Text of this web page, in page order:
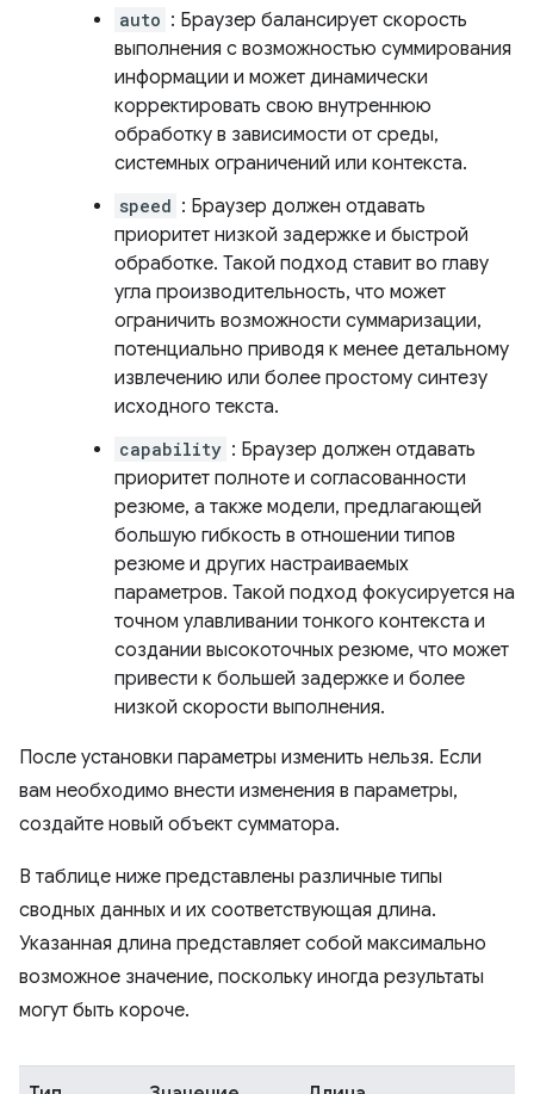
auto : Браузер балансирует скорость
выполнения с возможностью суммирования
информации и может динамически
корректировать свою внутреннюю
обработку в зависимости от среды,
системных ограничений или контекста.
speed : Браузер должен отдавать
приоритет низкой задержке и быстрой
обработке. Такой подход ставит во главу
угла производительность, что может
ограничить возможности суммаризации,
потенциально приводя к менее детальному
извлечению или более простому синтезу
исходного текста.
capability : Браузер должен отдавать
приоритет полноте и согласованности
резюме, а также модели, предлагающей
большую гибкость в отношении типов
резюме и других настраиваемых
параметров. Такой подход фокусируется на
точном улавливании тонкого контекста и
создании высокоточных резюме, что может
привести к большей задержке и более
низкой скорости выполнения.
После установки параметры изменить нельзя. Если
вам необходимо внести изменения в параметры,
создайте новый объект сумматора.
В таблице ниже представлены различные типы
сводных данных и их соответствующая длина.
Указанная длина представляет собой максимально
возможное значение, поскольку иногда результаты
могут быть короче.